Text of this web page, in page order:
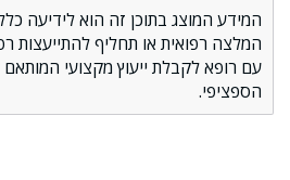
המידע המוצג בתוכן זה הוא לידיעה
המלצה רפואית או תחליף להתייעצות
עם רופא לקבלת ייעוץ מקצועי
הספציפי.